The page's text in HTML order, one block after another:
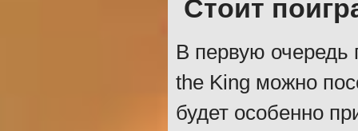
Стоит
В первую очередь
the King можно
будет особенно